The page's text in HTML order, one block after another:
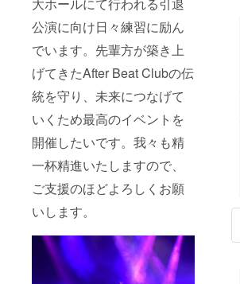
大ホールにて行われる引退
公演に向け日々練習に励ん
でいます。先輩方が築き上
げてきたAfter Beat Clubの伝
統を守り、未来につなげて
いくため最高のイベントを
開催したいです。我々も精
一杯精進いたしますので、
ご支援のほどよろしくお願
いします。